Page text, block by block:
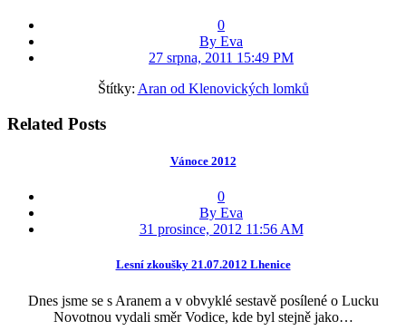
0
By Eva
27 srpna, 2011 15:49 PM
Štítky: Aran od Klenovických lomků
Related Posts
Vánoce 2012
0
By Eva
31 prosince, 2012 11:56 AM
Lesní zkoušky 21.07.2012 Lhenice
Dnes jsme se s Aranem a v obvyklé sestavě posílené o Lucku
Novotnou vydali směr Vodice, kde byl stejně jako…